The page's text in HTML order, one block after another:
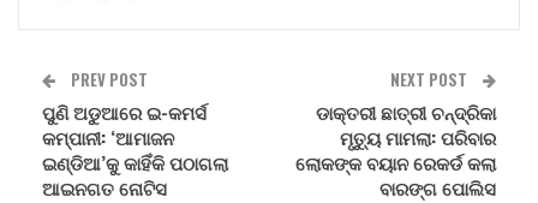
PREV POST
ପୁଣି ଅଡୁଆରେ ଇ-କମର୍ସ
କମ୍ପାନୀ: ‘ଆମାଜନ
ଇଣ୍ଡିଆ’କୁ କାହିଁକି ପଠାଗଲା
ଆଇନଗତ ନୋଟିସ
NEXT POST
ଡାକ୍ତରୀ ଛାତ୍ରୀ ଚନ୍ଦ୍ରିକା
ମୃତ୍ୟୁ ମାମଲା: ପରିବାର
ଲୋକଙ୍କ ବୟାନ ରେକର୍ଡ କଲା
ବାରଙ୍ଗ ପୋଲିସ